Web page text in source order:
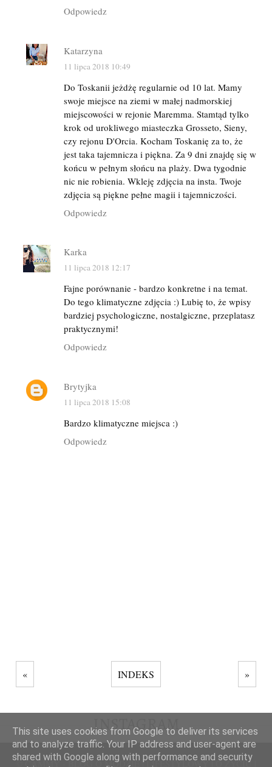
Odpowiedz
Katarzyna
11 lipca 2018 10:49
Do Toskanii jeżdżę regularnie od 10 lat. Mamy
swoje miejsce na ziemi w małej nadmorskiej
miejscowości w rejonie Maremma. Stamtąd tylko
krok od urokliwego miasteczka Grosseto, Sieny,
czy rejonu D'Orcia. Kocham Toskanię za to, że
jest taka tajemnicza i piękna. Za 9 dni znajdę się w
końcu w pełnym słońcu na plaży. Dwa tygodnie
nic nie robienia. Wkleję zdjęcia na insta. Twoje
zdjęcia są piękne pełne magii i tajemniczości.
Odpowiedz
Karka
11 lipca 2018 12:17
Fajne porównanie - bardzo konkretne i na temat.
Do tego klimatyczne zdjęcia :) Lubię to, że wpisy
bardziej psychologiczne, nostalgiczne, przeplatasz
praktycznymi!
Odpowiedz
Brytyjka
11 lipca 2018 15:08
Bardzo klimatyczne miejsca :)
Odpowiedz
« INDEKS »
INSTAGRAM
© CAMMY - BLOG O MODZIE | LIFESTYLOWY | O ŻYCIU |
This site uses cookies from Google to deliver its services
and to analyze traffic. Your IP address and user-agent are
shared with Google along with performance and security